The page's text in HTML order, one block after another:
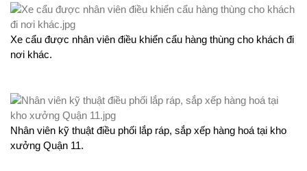
Xe cẩu được nhân viên điều khiển cẩu hàng thùng cho khách đi
nơi khác.
Nhân viên kỹ thuật điều phối lắp ráp, sắp xếp hàng hoá tại kho
xưởng Quận 11.